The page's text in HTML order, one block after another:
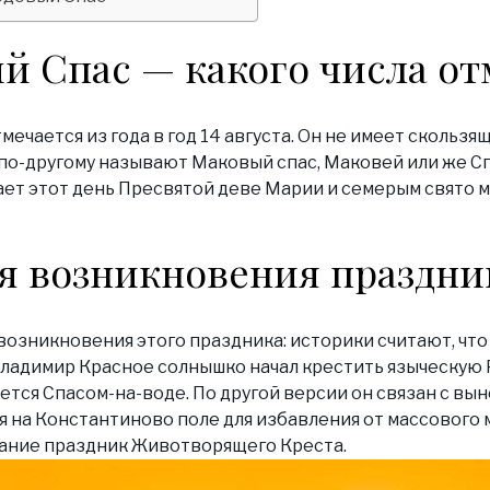
Спас — какого числа
из года в год 14 августа. Он не имеет
другому называют Маковый спас, Маковей или же
этот день Пресвятой деве Марии и семерым свято
возникновения
этого праздника: историки считают,
Красное солнышко начал крестить языческую
Спасом-на-воде. По другой версии он связан с
на Константиново поле для избавления от массового
праздник Животворящего Креста.